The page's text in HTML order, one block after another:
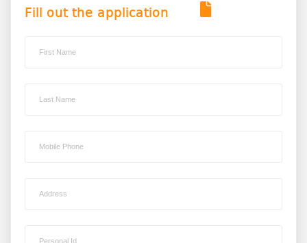
Fill out the application